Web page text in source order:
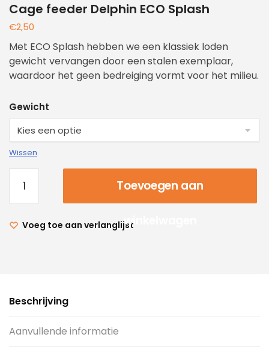
Cage feeder Delphin ECO Splash
€2,50
Met ECO Splash hebben we een klassiek loden
gewicht vervangen door een stalen exemplaar,
waardoor het geen bedreiging vormt voor het milieu.
Gewicht
Wissen
Toevoegen aan
winkelwagen
Voeg toe aan verlanglijst
Beschrijving
Aanvullende informatie